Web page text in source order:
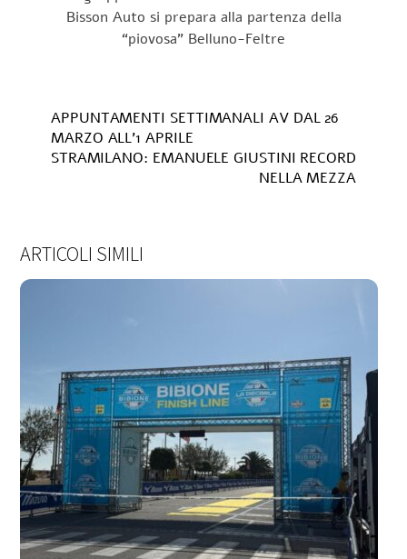
Bisson Auto si prepara alla partenza della
“piovosa” Belluno-Feltre
APPUNTAMENTI SETTIMANALI AV DAL 26
MARZO ALL’1 APRILE
STRAMILANO: EMANUELE GIUSTINI RECORD
NELLA MEZZA
ARTICOLI SIMILI